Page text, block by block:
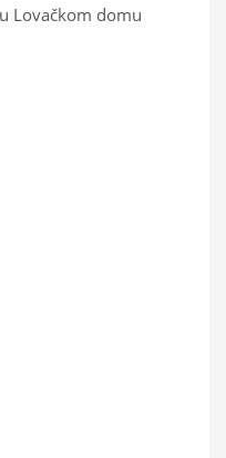
Lovačkom domu